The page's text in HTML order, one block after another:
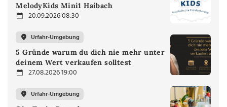
MelodyKids Mini1 Haibach
20.09.2026 08:30
Urfahr-Umgebung
5 Gründe warum du dich nie mehr unter
deinem Wert verkaufen solltest
27.08.2026 19:00
Urfahr-Umgebung